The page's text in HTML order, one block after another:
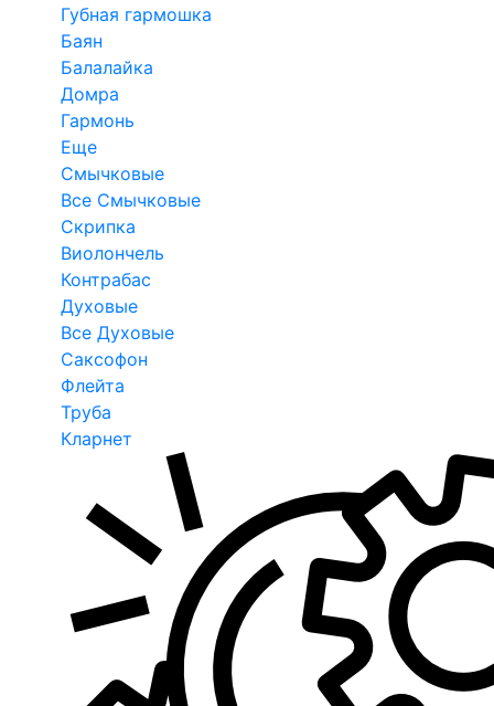
Губная гармошка
Баян
Балалайка
Домра
Гармонь
Еще
Смычковые
Все Смычковые
Скрипка
Виолончель
Контрабас
Духовые
Все Духовые
Саксофон
Флейта
Труба
Кларнет